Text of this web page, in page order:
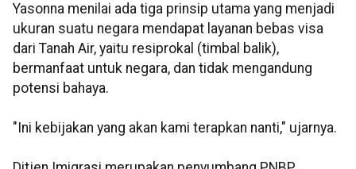
Yasonna menilai ada tiga prinsip utama yang menjadi
ukuran suatu negara mendapat layanan bebas visa
dari Tanah Air, yaitu resiprokal (timbal balik),
bermanfaat untuk negara, dan tidak mengandung
potensi bahaya.
"Ini kebijakan yang akan kami terapkan nanti," ujarnya.